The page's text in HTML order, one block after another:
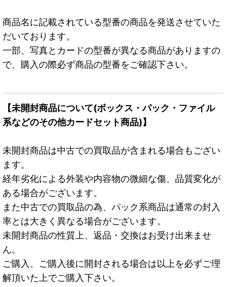
商品名に記載されている型番の商品を発送させていた
だいております。
一部、写真とカードの型番が異なる商品がありますの
で、購入の際必ず商品の型番をご確認下さい。
【未開封商品について(ボックス・パック・ファイル
系などのその他カードセット商品)】
未開封商品は中古での買取品が含まれる場合もござい
ます。
経年劣化による外装や内容物の微細な傷、品質変化が
ある場合がございます。
また中古での買取品の為、パック系商品は通常の封入
率とは大きく異なる場合がございます。
未開封商品の性質上、返品・交換はお受け出来ませ
ん。
ご購入、ご購入後に開封される場合は以上を必ずご理
解頂いた上でご購入下さい。